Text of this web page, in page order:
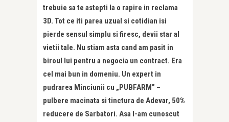
trebuie sa te astepti la o rapire in reclama
3D. Tot ce iti parea uzual si cotidian isi
pierde sensul simplu si firesc, devii star al
vietii tale. Nu stiam asta cand am pasit in
biroul lui pentru a negocia un contract. Era
cel mai bun in domeniu. Un expert in
pudrarea Minciunii cu „PUBFARM” –
pulbere macinata si tinctura de Adevar, 50%
reducere de Sarbatori. Asa l-am cunoscut